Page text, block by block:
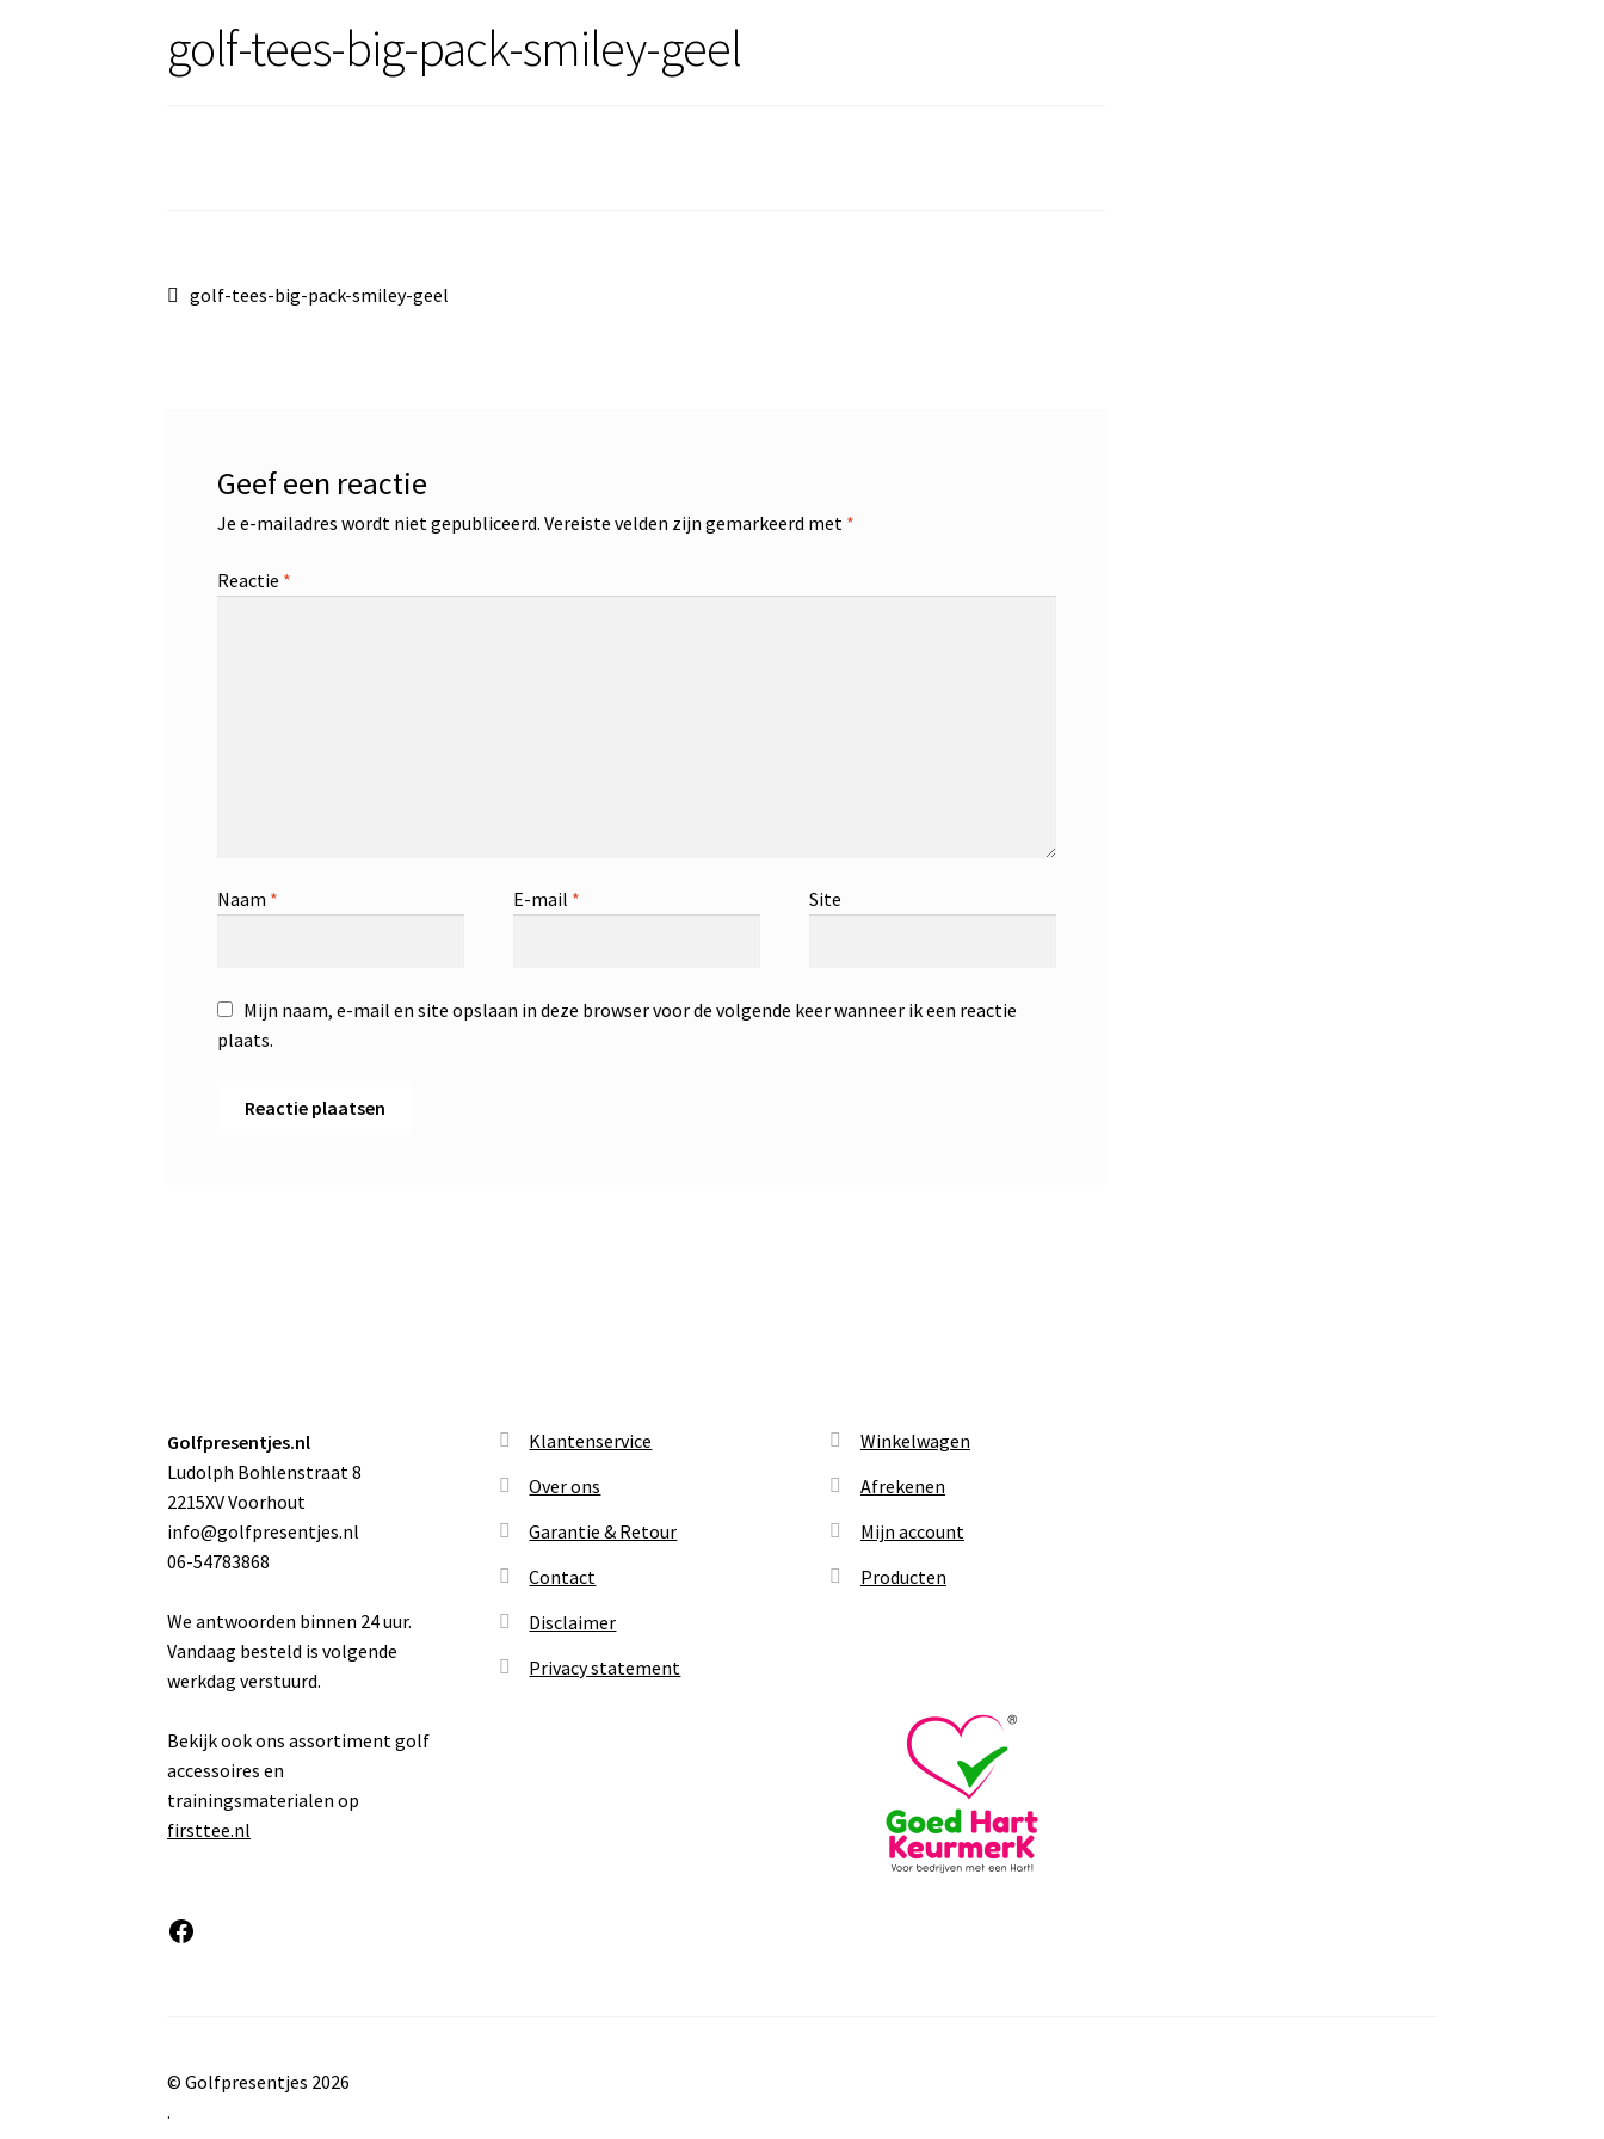
golf-tees-big-pack-smiley-geel
Bericht
Vorig
golf-tees-big-pack-smiley-geel
Geef een reactie
Je e-mailadres wordt niet gepubliceerd. Vereiste velden zijn gemarkeerd met *
Reactie *
Naam * E-mail * Site
Mijn naam, e-mail en site opslaan in deze browser voor de volgende keer wanneer ik een reactie
plaats.
Golfpresentjes.nl
Ludolph Bohlenstraat 8
2215XV Voorhout
info@golfpresentjes.nl
06-54783868
We antwoorden binnen 24 uur.
Vandaag besteld is volgende
werkdag verstuurd.
Bekijk ook ons assortiment golf
accessoires en
trainingsmaterialen op
firsttee.nl
Facebook
Klantenservice
Over ons
Garantie & Retour
Contact
Disclaimer
Privacy statement
Winkelwagen
Afrekenen
Mijn account
Producten
© Golfpresentjes 2026
.